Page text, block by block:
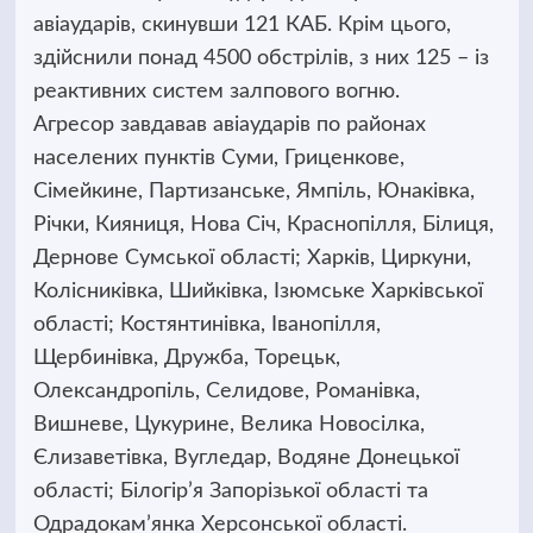
авіаударів, скинувши 121 КАБ. Крім цього,
здійснили понад 4500 обстрілів, з них 125 – із
реактивних систем залпового вогню.
Агресор завдавав авіаударів по районах
населених пунктів Суми, Гриценкове,
Сімейкине, Партизанське, Ямпіль, Юнаківка,
Річки, Кияниця, Нова Січ, Краснопілля, Білиця,
Дернове Сумської області; Харків, Циркуни,
Колісниківка, Шийківка, Ізюмське Харківської
області; Костянтинівка, Іванопілля,
Щербинівка, Дружба, Торецьк,
Олександропіль, Селидове, Романівка,
Вишневе, Цукурине, Велика Новосілка,
Єлизаветівка, Вугледар, Водяне Донецької
області; Білогір’я Запорізької області та
Одрадокам’янка Херсонської області.